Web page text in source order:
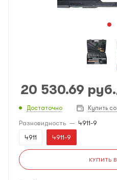
20 530.69 руб.
Достаточно Купить
Разновидность — 4911-9
4911
4911-9
КУПИТЬ